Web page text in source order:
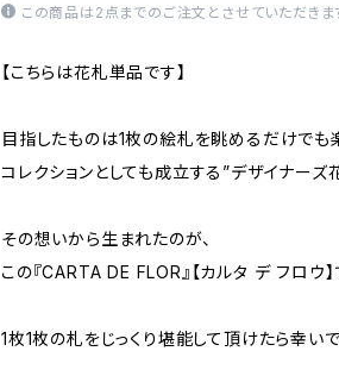
この商品は2点までのご注文とさせていただきま
【こちらは花札単品です】
目指したものは1枚の絵札を眺めるだけでも
コレクションとしても成立する”デザイナーズ
その想いから生まれたのが、
この『CARTA DE FLOR』【カルタ デ フロウ】
1枚1枚の札をじっくり堪能して頂けたら幸いで